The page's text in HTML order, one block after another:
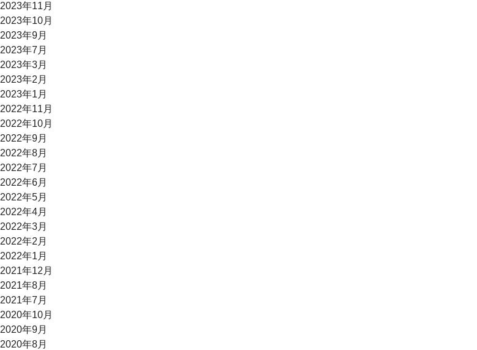
2023年11月
2023年10月
2023年9月
2023年7月
2023年3月
2023年2月
2023年1月
2022年11月
2022年10月
2022年9月
2022年8月
2022年7月
2022年6月
2022年5月
2022年4月
2022年3月
2022年2月
2022年1月
2021年12月
2021年8月
2021年7月
2020年10月
2020年9月
2020年8月